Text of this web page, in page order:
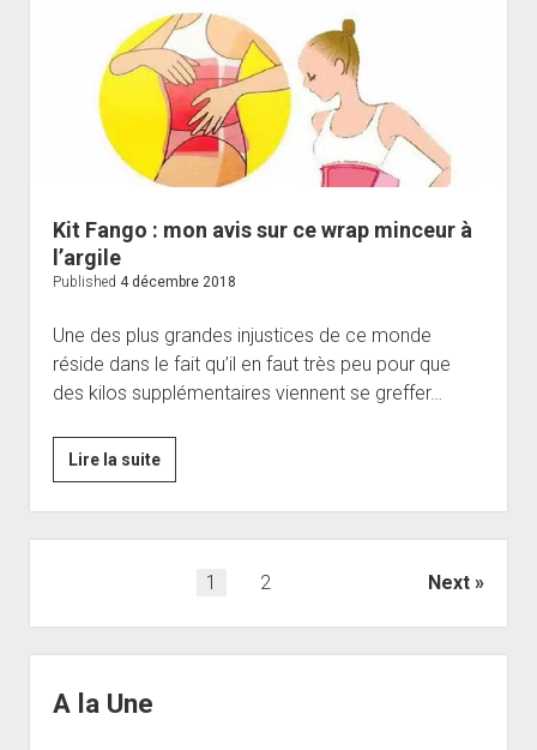
peau
lisse
sans
capitons
et
sans
cellulite
Kit Fango : mon avis sur ce wrap minceur à
l’argile
Published 4 décembre 2018
Une des plus grandes injustices de ce monde
réside dans le fait qu’il en faut très peu pour que
des kilos supplémentaires viennent se greffer…
Lire la suiteKit
Fango
:
mon
ce
wrap
1 2 Next
A la Une